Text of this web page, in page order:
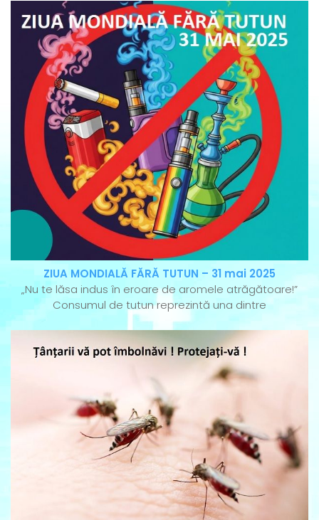
ZIUA MONDIALĂ FĂRĂ TUTUN – 31 mai 2025
„Nu te lăsa indus în eroare de aromele atrăgătoare!”
Consumul de tutun reprezintă una dintre